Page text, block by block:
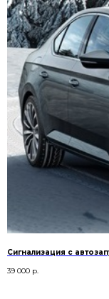
Сигнализация с
39 000 р.